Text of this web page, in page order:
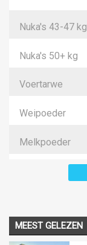
Nuka's 43-47 kg
Nuka's 50+ kg
Voertarwe
Weipoeder
Melkpoeder
MEEST GELEZEN